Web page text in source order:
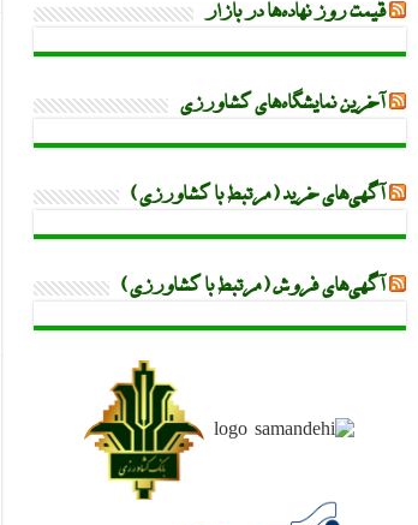
قیمت روز نهاده‌ها در بازار
آخرین نمایشگاه‌های کشاورزی
آگهی‌های خرید (مرتبط با کشاورزی)
آگهی‌های فروش (مرتبط با کشاورزی)